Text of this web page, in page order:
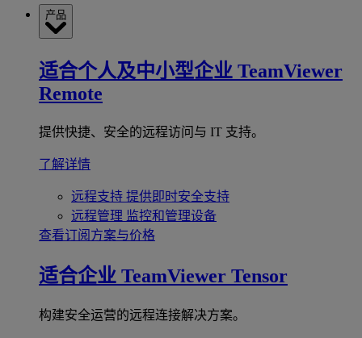
产品
适合个人及中小型企业 TeamViewer
Remote
提供快捷、安全的远程访问与 IT 支持。
了解详情
远程支持 提供即时安全支持
远程管理 监控和管理设备
查看订阅方案与价格
适合企业 TeamViewer Tensor
构建安全运营的远程连接解决方案。